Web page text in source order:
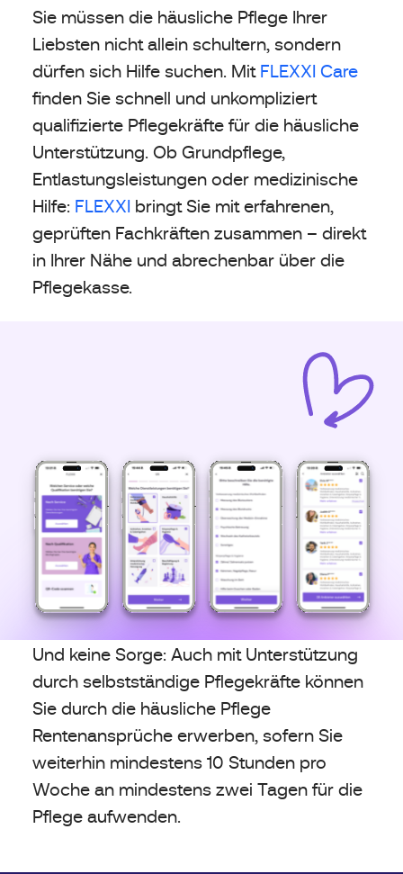
Sie müssen die häusliche Pflege Ihrer
Liebsten nicht allein schultern, sondern
dürfen sich Hilfe suchen. Mit FLEXXI Care
finden Sie schnell und unkompliziert
qualifizierte Pflegekräfte für die häusliche
Unterstützung. Ob Grundpflege,
Entlastungsleistungen oder medizinische
Hilfe: FLEXXI bringt Sie mit erfahrenen,
geprüften Fachkräften zusammen – direkt
in Ihrer Nähe und abrechenbar über die
Pflegekasse.
Und keine Sorge: Auch mit Unterstützung
durch selbstständige Pflegekräfte können
Sie durch die häusliche Pflege
Rentenansprüche erwerben, sofern Sie
weiterhin mindestens 10 Stunden pro
Woche an mindestens zwei Tagen für die
Pflege aufwenden.